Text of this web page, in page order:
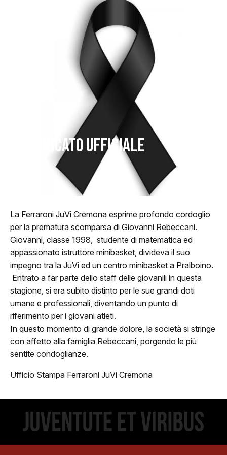
COMUNICATO UFFICIALE
Storia
Squadra 25/26
Organigramma
Safe Guarding
La Ferraroni JuVi Cremona esprime profondo cordoglio
per la prematura scomparsa di Giovanni Rebeccani.
Giovanni, classe 1998, studente di matematica ed
appassionato istruttore minibasket, divideva il suo
impegno tra la JuVi ed un centro minibasket a Pralboino.
Entrato a far parte dello staff delle giovanili in questa
stagione, si era subito distinto per le sue grandi doti
umane e professionali, diventando un punto di
riferimento per i giovani atleti.
In questo momento di grande dolore, la società si stringe
con affetto alla famiglia Rebeccani, porgendo le più
sentite condoglianze.
Ufficio Stampa Ferraroni JuVi Cremona